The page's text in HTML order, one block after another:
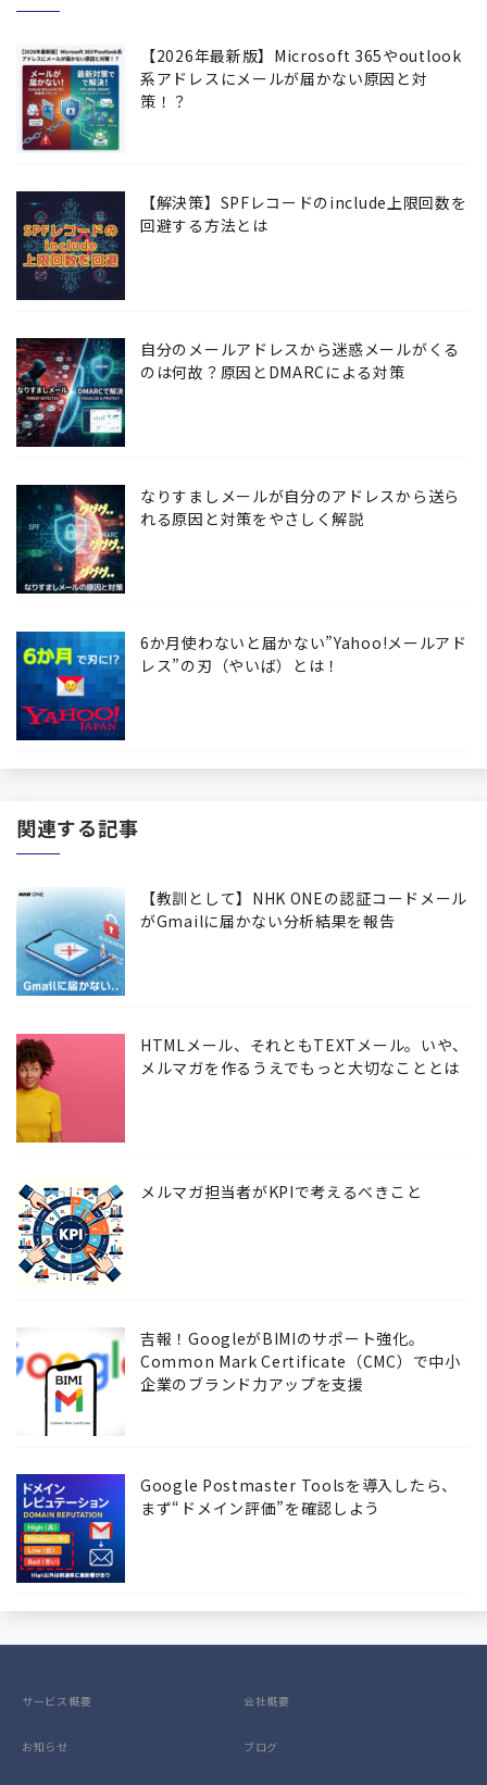
【2026年最新版】Microsoft 365やoutlook
系アドレスにメールが届かない原因と対
策！？
【解決策】SPFレコードのinclude上限回数を
回避する方法とは
自分のメールアドレスから迷惑メールがくる
のは何故？原因とDMARCによる対策
なりすましメールが自分のアドレスから送ら
れる原因と対策をやさしく解説
6か月使わないと届かない”Yahoo!メールアド
レス”の刃（やいば）とは！
関連する記事
【教訓として】NHK ONEの認証コードメール
がGmailに届かない分析結果を報告
HTMLメール、それともTEXTメール。いや、
メルマガを作るうえでもっと大切なこととは
メルマガ担当者がKPIで考えるべきこと
吉報！GoogleがBIMIのサポート強化。
Common Mark Certificate（CMC）で中小
企業のブランド力アップを支援
Google Postmaster Toolsを導入したら、
まず“ドメイン評価”を確認しよう
サービス概要 会社概要
お知らせ ブログ